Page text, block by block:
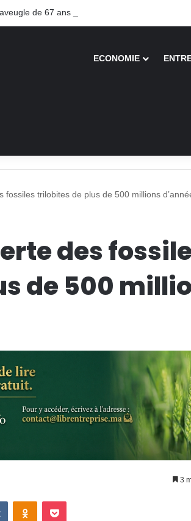
de 67 ans recouvre la vue après une
ECONOMIE
fossiles trilobites de plus de 500 millions
des
de 500
3
VKontakteOdnoklassniki
Pocket